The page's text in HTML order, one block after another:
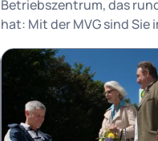
Betriebszentrum, das
hat: Mit der MVG sind